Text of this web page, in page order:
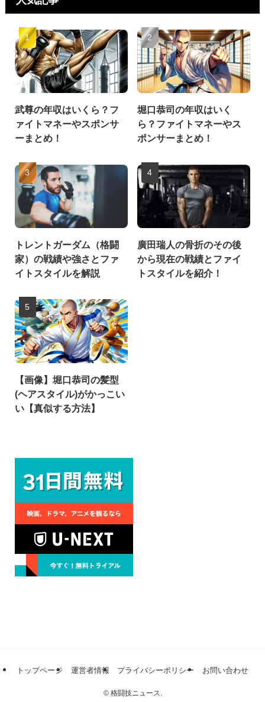
武尊の年収はいくら？フ
ァイトマネーやスポンサ
ーまとめ！
堀口恭司の年収はいく
ら？ファイトマネーやス
ポンサーまとめ！
トレントガーダム（格闘
家）の戦績や強さとファ
イトスタイルを解説
廣田瑞人の骨折のその後
から現在の戦績とファイ
トスタイルを紹介！
【画像】堀口恭司の髪型
(ヘアスタイル)がかっこい
い【真似する方法】
トップページ 運営者情報 プライバシーポリシー お問い合わせ
©格闘技ニュース.